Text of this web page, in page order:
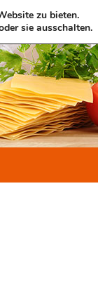
zu bieten.
sie ausschalten.